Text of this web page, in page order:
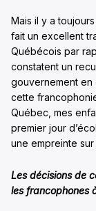
Mais il y a
fait un excellent
Québécois par
constatent un
gouvernement en
cette
Québec, mes
premier jour
une empreinte
Les décisions de
les francophones